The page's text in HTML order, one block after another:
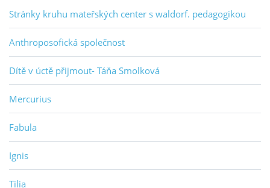
Stránky kruhu mateřských center s waldorf. pedagogikou
Anthroposofická společnost
Dítě v úctě přijmout- Táňa Smolková
Mercurius
Fabula
Ignis
Tilia